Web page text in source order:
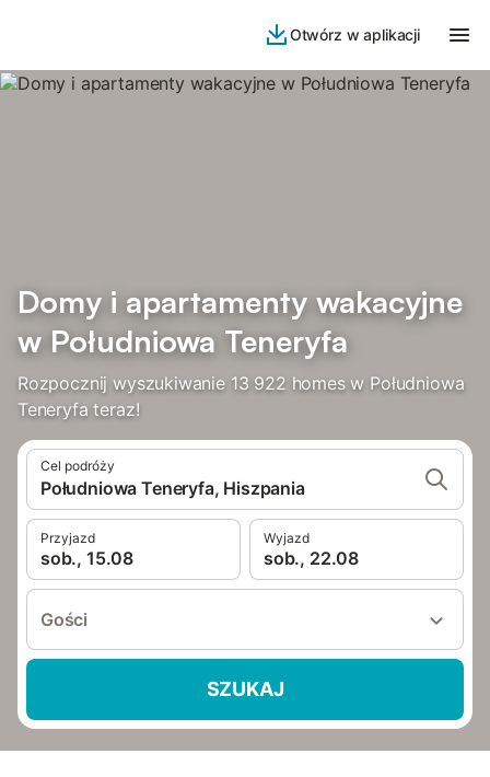
Otwórz w aplikacji
Domy i apartamenty wakacyjne
w Południowa Teneryfa
Rozpocznij wyszukiwanie 13 922 homes w Południowa
Teneryfa teraz!
Cel podróży
Południowa Teneryfa, Hiszpania
Przyjazd
sob., 15.08
Wyjazd
sob., 22.08
Gości
SZUKAJ